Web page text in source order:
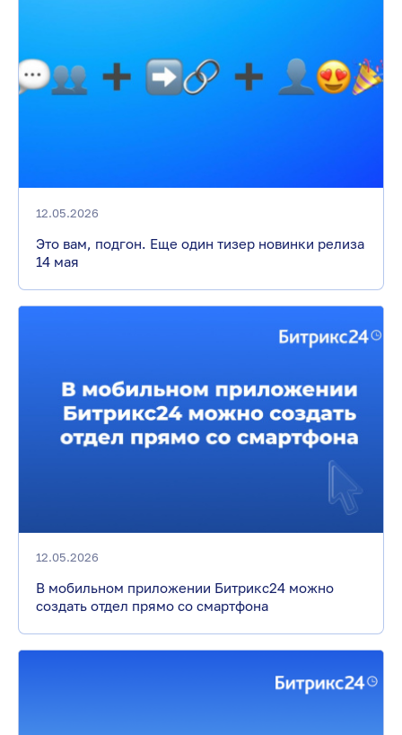
12.05.2026
Это вам, подгон. Еще один тизер новинки релиза
14 мая
12.05.2026
В мобильном приложении Битрикс24 можно
создать отдел прямо со смартфона